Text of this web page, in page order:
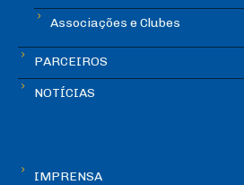
Associações e Clubes
PARCEIROS
NOTÍCIAS
IMPRENSA